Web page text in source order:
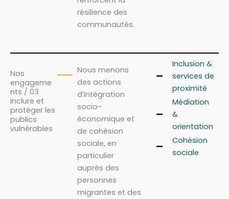
résilience des
communautés.
Nos
engageme
nts / 03
Inclure et
protéger les
publics
vulnérables
Nous menons
des actions
d’intégration
socio-
économique et
de cohésion
sociale, en
particulier
auprès des
personnes
migrantes et des
Inclusion &
services de
proximité
Médiation
&
orientation
Cohésion
sociale